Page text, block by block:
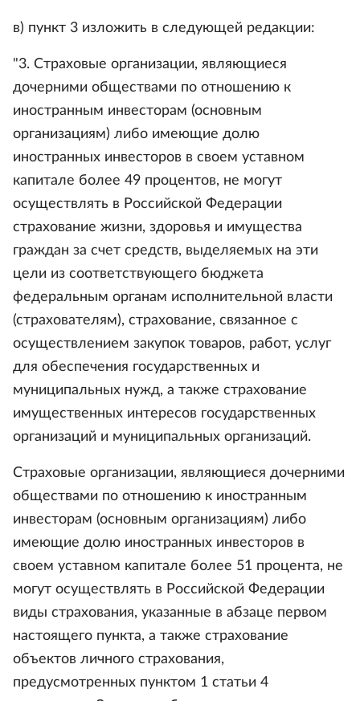
в) пункт 3 изложить в следующей редакции:
"3. Страховые организации, являющиеся
дочерними обществами по отношению к
иностранным инвесторам (основным
организациям) либо имеющие долю
иностранных инвесторов в своем уставном
капитале более 49 процентов, не могут
осуществлять в Российской Федерации
страхование жизни, здоровья и имущества
граждан за счет средств, выделяемых на эти
цели из соответствующего бюджета
федеральным органам исполнительной власти
(страхователям), страхование, связанное с
осуществлением закупок товаров, работ, услуг
для обеспечения государственных и
муниципальных нужд, а также страхование
имущественных интересов государственных
организаций и муниципальных организаций.
Страховые организации, являющиеся дочерними
обществами по отношению к иностранным
инвесторам (основным организациям) либо
имеющие долю иностранных инвесторов в
своем уставном капитале более 51 процента, не
могут осуществлять в Российской Федерации
виды страхования, указанные в абзаце первом
настоящего пункта, а также страхование
объектов личного страхования,
предусмотренных пунктом 1 статьи 4